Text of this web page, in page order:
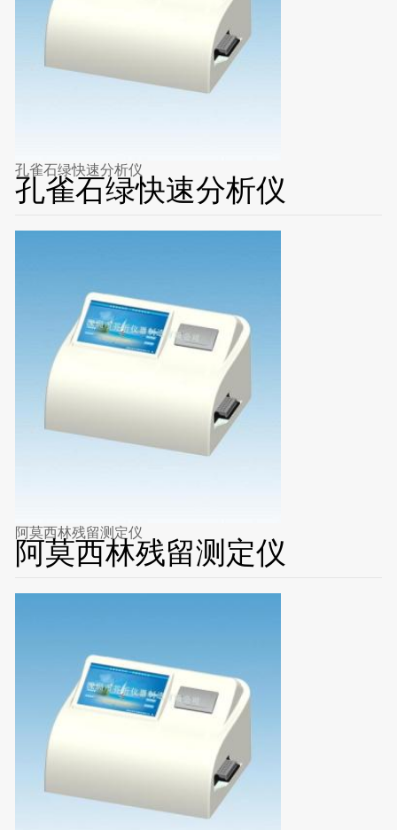
孔雀石绿快速分析仪
孔雀石绿快速分析仪
阿莫西林残留测定仪
阿莫西林残留测定仪